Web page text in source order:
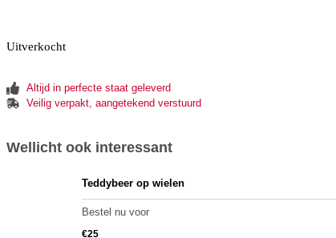
Uitverkocht
Altijd in perfecte staat geleverd
Veilig verpakt, aangetekend verstuurd
Wellicht ook interessant
Teddybeer op wielen
Bestel nu voor
€25